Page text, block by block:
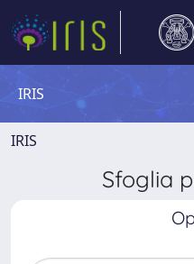
IRIS
IRIS
Sfoglia